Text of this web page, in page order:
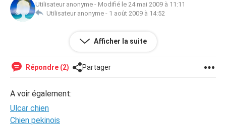
Utilisateur anonyme - Modifié le 24 mai 2009 à 11:11
Utilisateur anonyme - 1 août 2009 à 14:52
j 'ai un chien labrador coupé setter mon chien leche le sol
Afficher la suite
Répondre (2) Partager
A voir également:
Ulcar chien
Chien pekinois